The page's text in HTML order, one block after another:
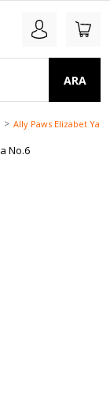
ARA
Ally Paws Elizabet